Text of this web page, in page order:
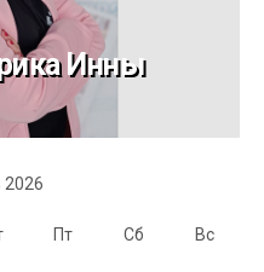
Инны
2026
Пт Сб Вс